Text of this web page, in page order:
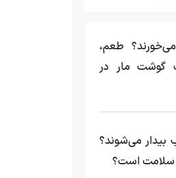
طعم،
گوشت مار در
بیدار می‌شوند؟
سلامت است؟